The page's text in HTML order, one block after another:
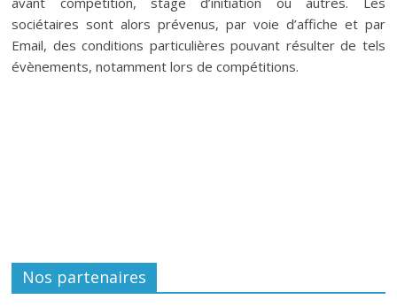
sociétaires sont alors prévenus, par voie d’affiche et par
Email, des conditions particulières pouvant résulter de tels
évènements, notamment lors de compétitions.
Nos partenaires